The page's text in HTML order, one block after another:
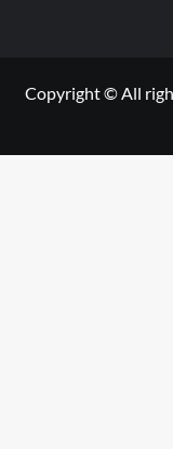
Copyright © All